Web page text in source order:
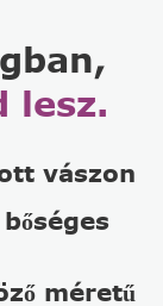
lesz.
vászon
méretű